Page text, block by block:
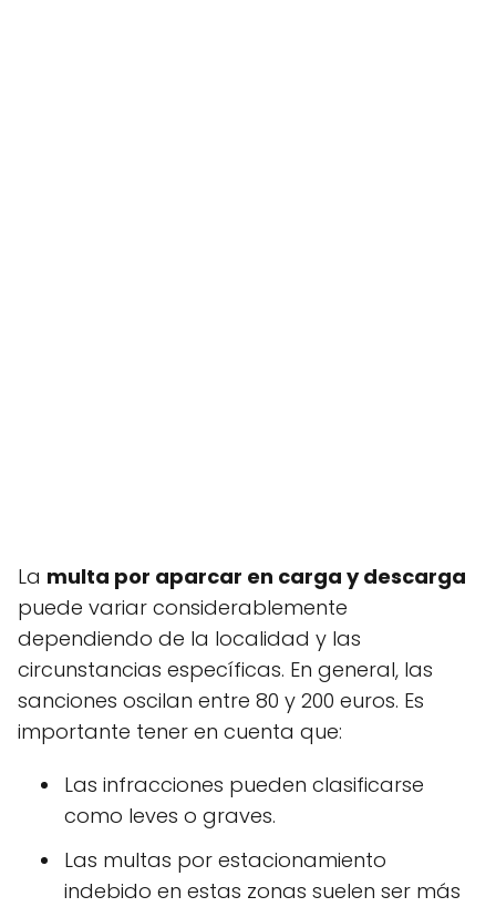
La multa por aparcar en carga y descarga
puede variar considerablemente
dependiendo de la localidad y las
circunstancias específicas. En general, las
sanciones oscilan entre 80 y 200 euros. Es
importante tener en cuenta que:
Las infracciones pueden clasificarse
como leves o graves.
Las multas por estacionamiento
indebido en estas zonas suelen ser más